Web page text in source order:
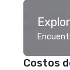
Costos